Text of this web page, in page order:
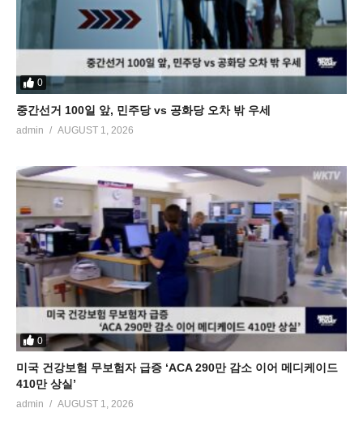
0
중간선거 100일 앞, 민주당 vs 공화당 오차 밖 우세
admin AUGUST 1, 2026
0
미국 건강보험 무보험자 급증 ‘ACA 290만 감소 이어 메디케이드
410만 상실’
admin AUGUST 1, 2026